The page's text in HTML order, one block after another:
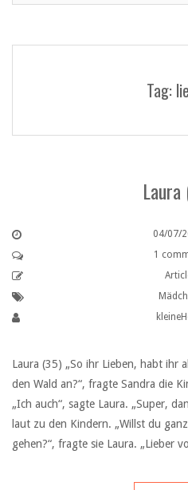
Tag:
04/07/
1
Laura (35) „So ihr Lieben, habt ihr
den Wald an?“, fragte Sandra die
„Ich auch“, sagte Laura. „Super,
laut zu den Kindern. „Willst du
gehen?“, fragte sie Laura. „Lieber